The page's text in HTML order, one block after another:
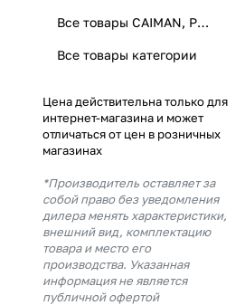
Все товары CAIMAN, PUBERT
Все товары категории
Цена действительна только для
интернет-магазина и может
отличаться от цен в розничных
магазинах
*Производитель оставляет за
собой право без уведомления
дилера менять характеристики,
внешний вид, комплектацию
товара и место его
производства. Указанная
информация не является
публичной офертой
% будут
с вашей карты